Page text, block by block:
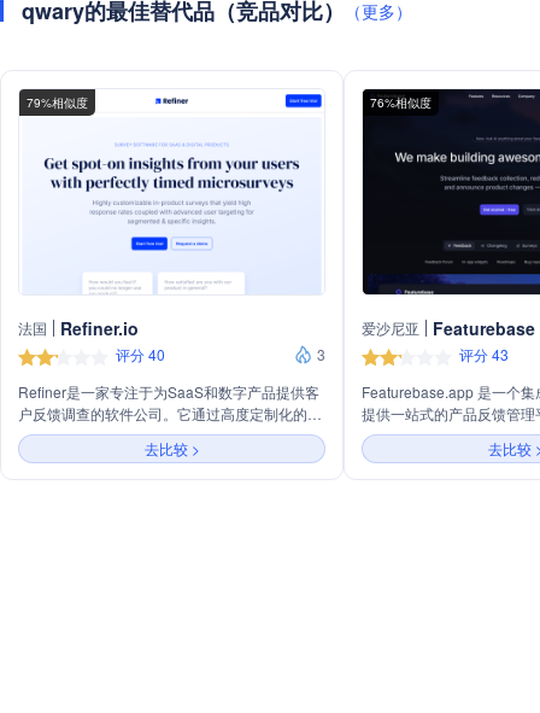
qwary的最佳替代品（竞品对比） （更多）
79%相似度
法国 Refiner.io
评分 40
3
Refiner是一家专注于为SaaS和数字产品提供客
户反馈调查的软件公司。它通过高度定制化的产
品内调查和先进的用户定位技术，帮助企业获得
精准的用户反馈，从而优化客户体验、识别产品
弱点、降低流失率并增加应用内销售。Refiner
去比较 >
76%相似度
爱沙尼亚 Featurebase
评分 43
Featurebase.app 是一个
提供一站式的产品反馈管
创建产品反馈社区、内嵌
复反馈检测、产品路线图
成、自动邮件更新、客户
去比较